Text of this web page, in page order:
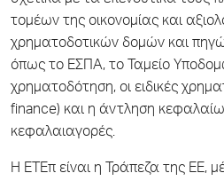
τομέων της οικονομίας και
χρηματοδοτικών δομών και
όπως το ΕΣΠΑ, το Ταμείο
χρηματοδότηση, οι ειδικές
finance) και η άντληση
κεφαλαιαγορές.
Η ΕΤΕπ είναι η Τράπεζα της ΕΕ,